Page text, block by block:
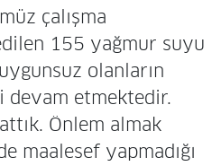
çalışma
155 yağmur suyu
olanların
devam etmektedir.
Önlem almak
maalesef yapmadığı